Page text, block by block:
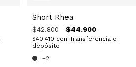
Short Rhea
$42.800 $44.900
$40.410 con Transferencia o
depósito
+2